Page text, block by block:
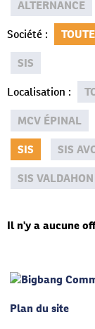
ALTERNANCE
Société :
SIS
Localisation :
MCV ÉPINAL
SIS
SIS
SIS VALDAHON
Il n'y a aucune
Plan du site